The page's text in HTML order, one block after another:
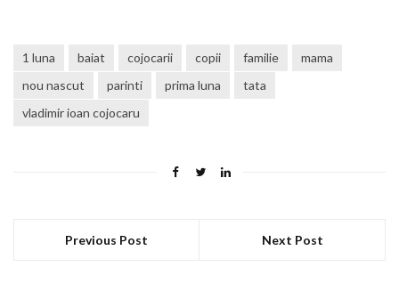
1 luna baiat cojocarii copii familie
mama
nou nascut
parinti prima luna
tata
vladimir ioan cojocaru
Previous Post Next Post